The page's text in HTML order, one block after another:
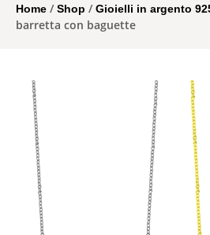
Home /Shop /Gioielli in argento
barretta con baguette